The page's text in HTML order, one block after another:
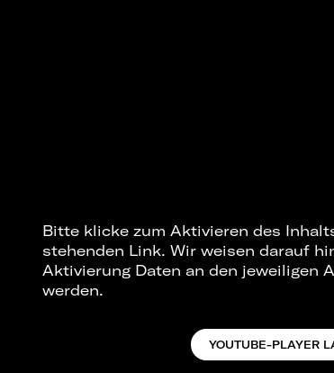
Bitte klicke zum Aktivieren des
stehenden Link. Wir weisen darauf
Aktivierung Daten an den jeweiligen
werden.
YOUTUBE-PLAYER